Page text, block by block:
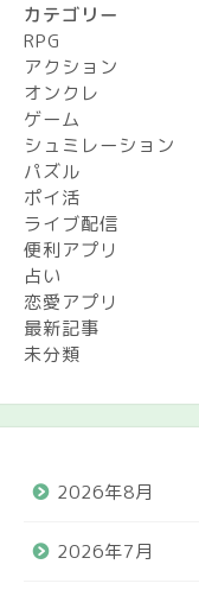
カテゴリー
RPG
アクション
オンクレ
ゲーム
シュミレーション
パズル
ポイ活
ライブ配信
便利アプリ
占い
恋愛アプリ
最新記事
未分類
2026年8月
2026年7月